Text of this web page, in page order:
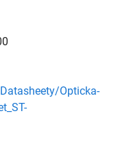
Opticka-